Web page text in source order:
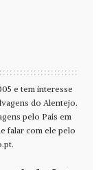
e tem interesse
do Alentejo.
pelo País em
falar com ele pelo
.